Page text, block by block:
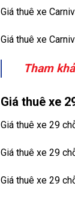
Giá thuê xe
Giá thuê xe
Tham
Giá thuê xe
Giá thuê xe 29
Giá thuê xe 29
Giá thuê xe 29